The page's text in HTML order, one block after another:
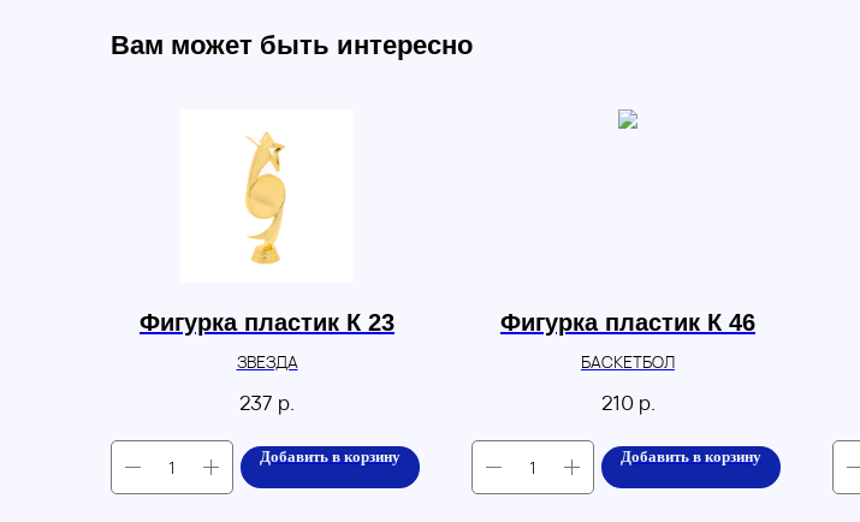
Вам может быть интересно
Фигурка пластик К 23
ЗВЕЗДА
237 р.
Добавить в корзину
Фигурка пластик К 46
БАСКЕТБОЛ
210 р.
Добавить в корзину